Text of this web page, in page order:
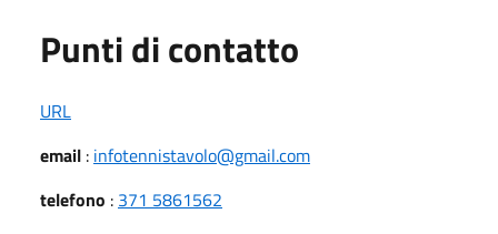
Punti di contatto
URL
email : infotennistavolo@gmail.com
telefono : 371 5861562